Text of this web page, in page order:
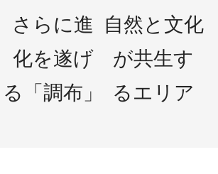
さらに進
化を遂げ
る
「調布」
自然と文化
が共生す
るエリア